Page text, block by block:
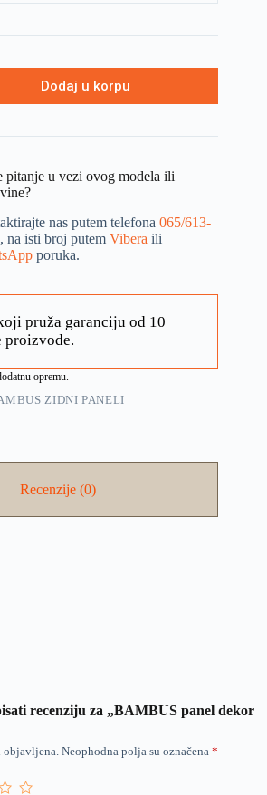
Dodaj u korpu
pitanje u vezi ovog modela ili
nas putem telefona 065/613-
, na isti broj putem Vibera ili
poruka.
pruža garanciju od 10
proizvode.
opremu.
ZIDNI PANELI
Recenzije (0)
recenziju za „BAMBUS panel dekor
objavljena. Neophodna polja su označena *